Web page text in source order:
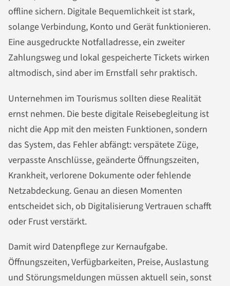
offline sichern. Digitale Bequemlichkeit ist stark,
solange Verbindung, Konto und Gerät funktionieren.
Eine ausgedruckte Notfalladresse, ein zweiter
Zahlungsweg und lokal gespeicherte Tickets wirken
altmodisch, sind aber im Ernstfall sehr praktisch.
Unternehmen im Tourismus sollten diese Realität
ernst nehmen. Die beste digitale Reisebegleitung ist
nicht die App mit den meisten Funktionen, sondern
das System, das Fehler abfängt: verspätete Züge,
verpasste Anschlüsse, geänderte Öffnungszeiten,
Krankheit, verlorene Dokumente oder fehlende
Netzabdeckung. Genau an diesen Momenten
entscheidet sich, ob Digitalisierung Vertrauen schafft
oder Frust verstärkt.
Damit wird Datenpflege zur Kernaufgabe.
Öffnungszeiten, Verfügbarkeiten, Preise, Auslastung
und Störungsmeldungen müssen aktuell sein, sonst